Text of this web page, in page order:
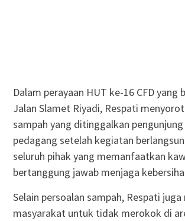
Dalam perayaan HUT ke-16 CFD yang
Jalan Slamet Riyadi, Respati
sampah yang ditinggalkan
pedagang setelah kegiatan
seluruh pihak yang memanfaatkan
bertanggung jawab menjaga
Selain persoalan sampah, Respati
masyarakat untuk tidak merokok di